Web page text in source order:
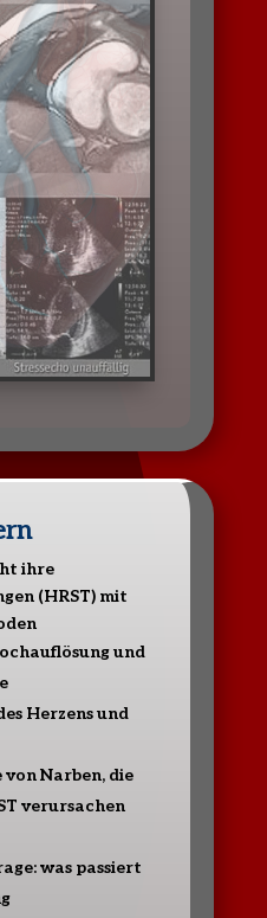
ihre
(HRST) mit
und
Herzens und
von Narben, die
verursachen
was passiert